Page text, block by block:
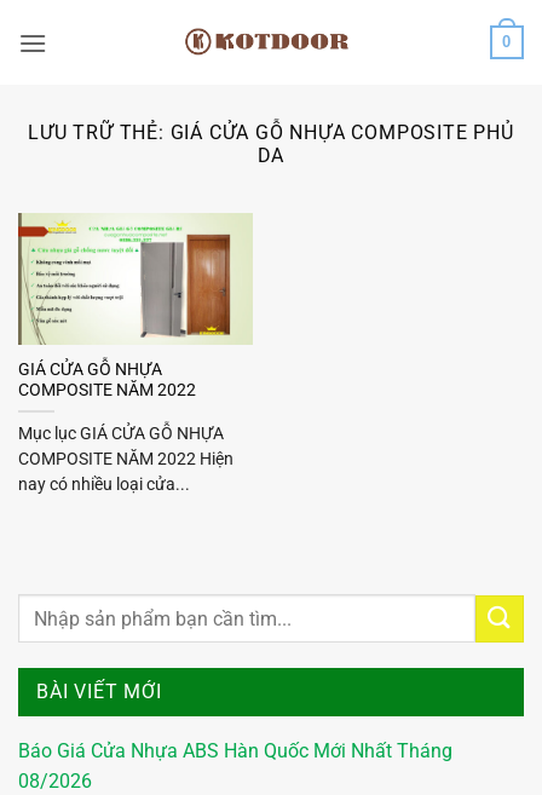
qua
0
LƯU TRỮ THẺ: GIÁ CỬA GỖ NHỰA COMPOSITE PHỦ
DA
BÀI VIẾT MỚI
Báo Giá Cửa Nhựa ABS Hàn Quốc Mới Nhất Tháng
08/2026
GIÁ CỬA GỖ NHỰA
COMPOSITE NĂM 2022
Mục lục GIÁ CỬA GỖ NHỰA
COMPOSITE NĂM 2022 Hiện
nay có nhiều loại cửa...